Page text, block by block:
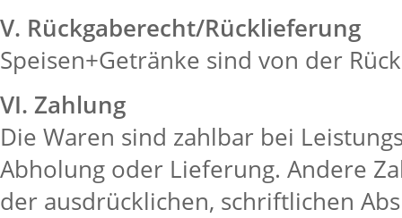
V. Rückgaberecht/Rücklieferung
Speisen+Getränke sind von der
VI. Zahlung
Die Waren sind zahlbar bei
Abholung oder Lieferung. Andere
der ausdrücklichen, schriftlichen